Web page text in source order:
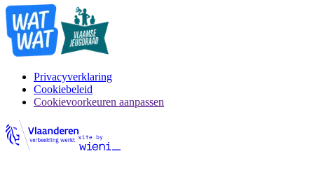
Privacyverklaring
Cookiebeleid
Cookievoorkeuren aanpassen